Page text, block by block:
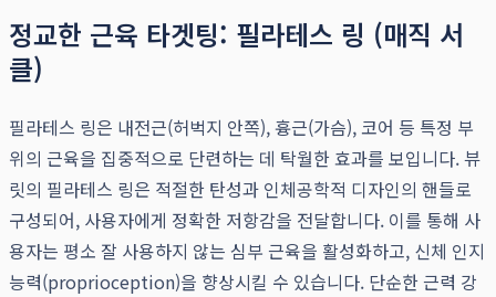
정교한 근육 타겟팅: 필라테스 링 (매직 서
클)
필라테스 링은 내전근(허벅지 안쪽), 흉근(가슴), 코어 등 특정 부
위의 근육을 집중적으로 단련하는 데 탁월한 효과를 보입니다. 뷰
릿의 필라테스 링은 적절한 탄성과 인체공학적 디자인의 핸들로
구성되어, 사용자에게 정확한 저항감을 전달합니다. 이를 통해 사
용자는 평소 잘 사용하지 않는 심부 근육을 활성화하고, 신체 인지
능력(proprioception)을 향상시킬 수 있습니다. 단순한 근력 강